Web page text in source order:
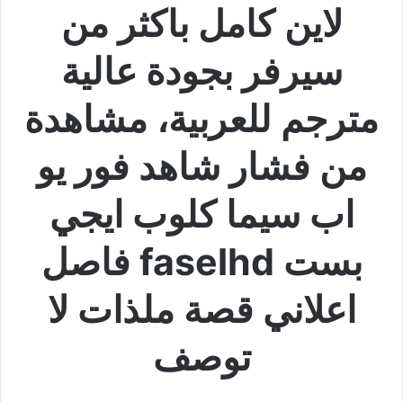
لاين كامل باكثر من
سيرفر بجودة عالية
مترجم للعربية، مشاهدة
من فشار شاهد فور يو
اب سيما كلوب ايجي
بست faselhd فاصل
اعلاني قصة ملذات لا
توصف